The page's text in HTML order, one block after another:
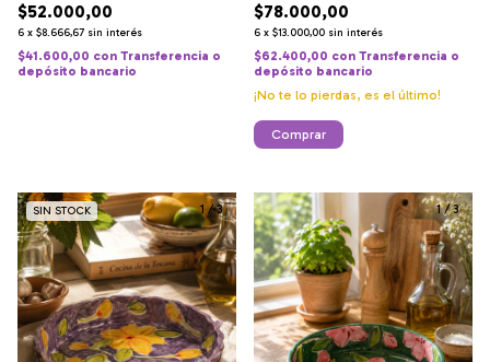
$52.000,00
6 x $8.666,67 sin interés
$41.600,00 con Transferencia o
depósito bancario
$78.000,00
6 x $13.000,00 sin interés
$62.400,00 con Transferencia o
depósito bancario
¡No te lo pierdas, es el último!
1/3
SIN STOCK 1/3